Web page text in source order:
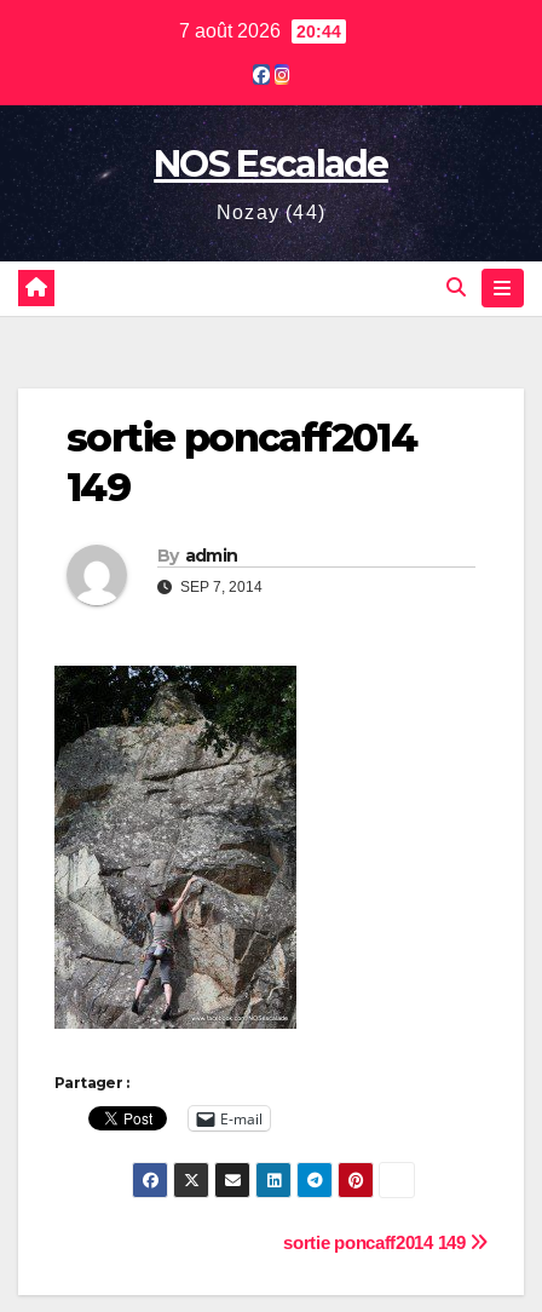
7 août 2026 20:44
NOS Escalade
Nozay (44)
sortie poncaff2014
149
By admin
SEP 7, 2014
Partager :
E-mail
de
sortie poncaff2014 149